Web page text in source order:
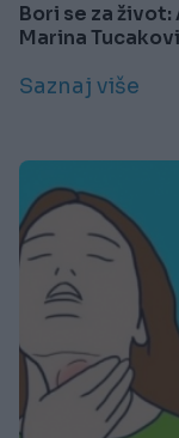
Bori se za
Marina
Saznaj više